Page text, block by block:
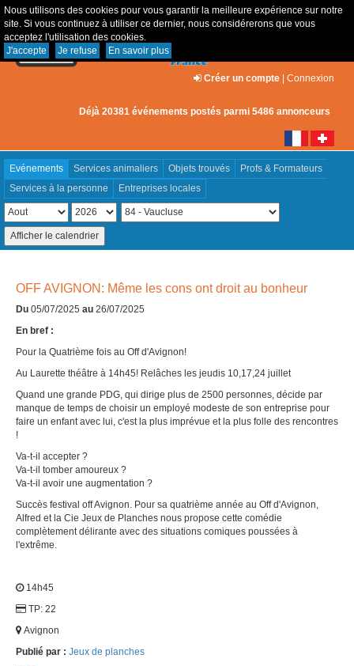
Nous utilisons des cookies pour vous garantir la meilleure expérience sur notre
site. Si vous continuez à utiliser ce dernier, nous considérerons que vous
acceptez l'utilisation des cookies.
J'accepte
Je refuse En savoir plus
Créer un compte | Connexion
Déjà 20381 événements postés parmi 5486 annonceurs
Evénements Services animaliers Objets trouvés
Profs & Formateurs
Services à la personne
Entreprises locales
OFF AVIGNON: Même les cons ont droit au bonheur
Du 05/07/2025 au 26/07/2025
En bref :
Pour la Quatrième fois au Off d'Avignon!
Au Laurette théâtre à 14h45! Relâches les jeudis 10,17,24 juillet
Quand une grande PDG, qui dirige plus de 2500 personnes, décide par
manque de temps de choisir un employé modeste de son entreprise pour
faire un enfant avec lui, c'est la plus imprévue et la plus folle des rencontres
!
Va-t-il accepter ?
Va-t-il tomber amoureux ?
Va-t-il avoir une augmentation ?
Succès festival off Avignon. Pour sa quatrième année au Off d'Avignon,
Alfred et la Cie Jeux de Planches nous propose cette comédie
complètement délirante avec des situations comiques poussées à
l'extrême.
14h45
TP: 22
Avignon
Publié par : Jeux de planches